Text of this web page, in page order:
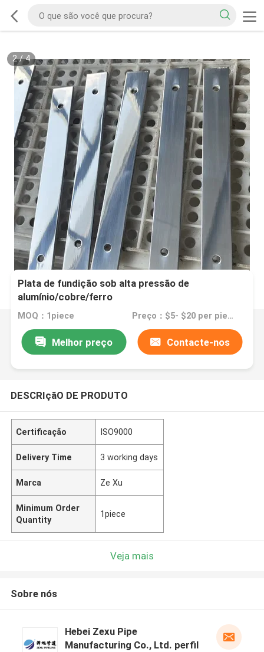
2/4
Plata de fundição sob alta pressão de
alumínio/cobre/ferro
MOQ：1piece Preço：$5- $20 per piece
Melhor preço Contacte-nos
DESCRIçãO DE PRODUTO
Certificação ISO9000
Delivery Time 3 working days
Marca Ze Xu
Minimum Order
Quantity
1piece
Veja mais
Sobre nós
Hebei Zexu Pipe
Manufacturing Co., Ltd. perfil